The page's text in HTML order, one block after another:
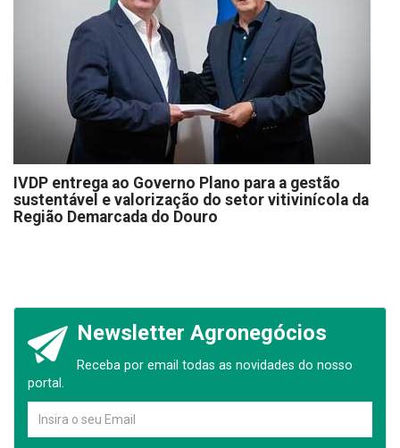
IVDP entrega ao Governo Plano para a gestão
sustentável e valorização do setor vitivinícola da
Região Demarcada do Douro
Newsletter Agronegócios
Receba por email todas as novidades do nosso
portal.